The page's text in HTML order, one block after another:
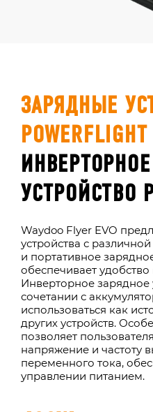
ЗАРЯДНЫЕ
POWERFLIGHT
УСТРОЙСТВО
Waydoo Flyer EVO
устройства с
и портативное
обеспечивает
Инверторное зарядное
сочетании с
использоваться как
других устройств.
позволяет
напряжение и частоту
переменного тока,
управлении питанием.